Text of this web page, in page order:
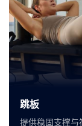
跳板
提供稳固支撑